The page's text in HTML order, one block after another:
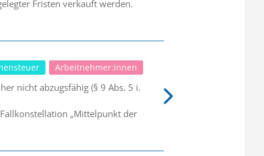
Fristen verkauft werden.
Arbeitnehmer:innen
nicht abzugsfähig (§ 9 Abs. 5 i.
„Mittelpunkt der